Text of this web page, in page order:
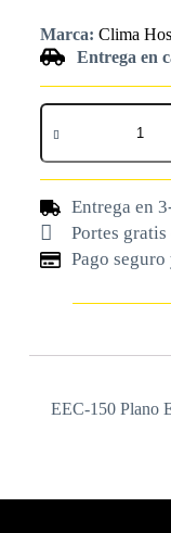
Marca: Clima
Entrega en
Entrega en
Portes
Pago
EEC-150 Plano